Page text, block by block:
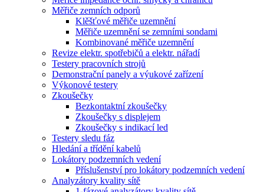
Měřiče zemních odporů
Klěšťové měřiče uzemnění
Měřiče uzemnění se zemními sondami
Kombinované měřiče uzemnění
Revize elektr. spotřebičů a elektr. nářadí
Testery pracovních strojů
Demonstrační panely a výukové zařízení
Výkonové testery
Zkoušečky
Bezkontaktní zkoušečky
Zkoušečky s displejem
Zkoušečky s indikací led
Testery sledu fáz
Hledání a třídění kabelů
Lokátory podzemních vedení
Příslušenství pro lokátory podzemních vedení
Analyzátory kvality sítě